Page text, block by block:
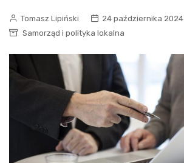
Tomasz Lipiński
24 października 2024
Samorząd i polityka lokalna